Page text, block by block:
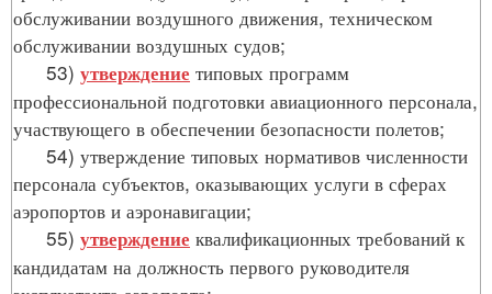
обслуживании воздушного движения, техническом
обслуживании воздушных судов;
53) утверждение типовых программ
профессиональной подготовки авиационного персонала,
участвующего в обеспечении безопасности полетов;
54) утверждение типовых нормативов численности
персонала субъектов, оказывающих услуги в сферах
аэропортов и аэронавигации;
55) утверждение квалификационных требований к
кандидатам на должность первого руководителя